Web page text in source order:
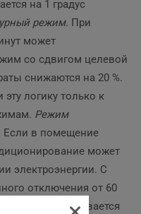
на 1 градус
режим. При
может
со сдвигом целевой
снижаются на 20 %.
логику только к
Режим
Если в помещение
может
электроэнергии. С
отключения от 60
пульте указывается